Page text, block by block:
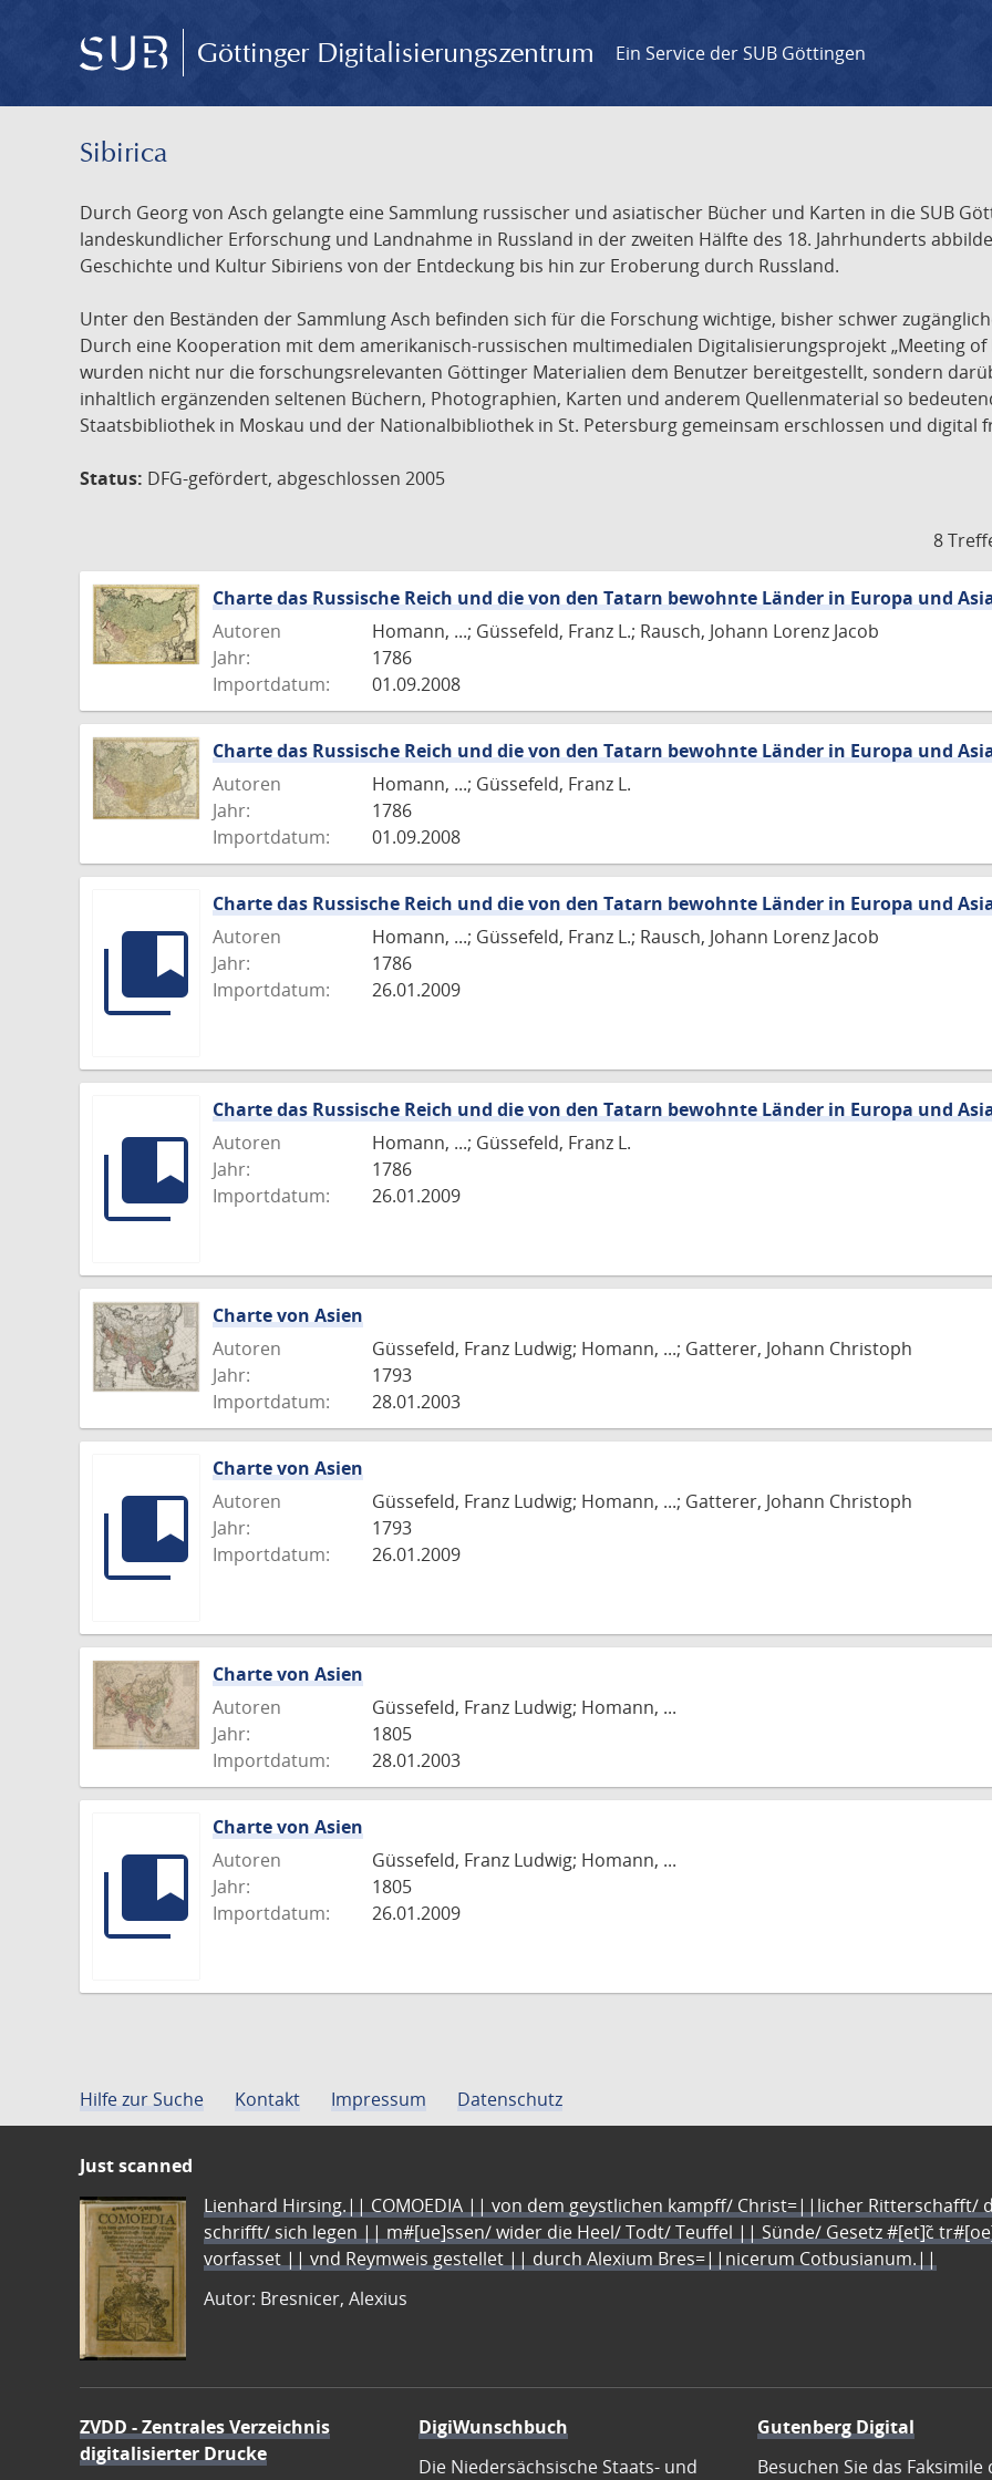
Göttinger Digitalisierungszentrum Ein Service der SUB Göttingen
Sibirica
Durch Georg von Asch gelangte eine Sammlung russischer und asiatischer Bücher und Karten in die SUB
landeskundlicher Erforschung und Landnahme in Russland in der zweiten Hälfte des 18. Jahrhunderts
Geschichte und Kultur Sibiriens von der Entdeckung bis hin zur Eroberung durch Russland.
Unter den Beständen der Sammlung Asch befinden sich für die Forschung wichtige, bisher schwer
Durch eine Kooperation mit dem amerikanisch-russischen multimedialen Digitalisierungsprojekt „Meeting
wurden nicht nur die forschungsrelevanten Göttinger Materialien dem Benutzer bereitgestellt, sondern
inhaltlich ergänzenden seltenen Büchern, Photographien, Karten und anderem Quellenmaterial so
Staatsbibliothek in Moskau und der Nationalbibliothek in St. Petersburg gemeinsam erschlossen und digital
Status: DFG-gefördert, abgeschlossen 2005
8
Charte das Russische Reich und die von den Tatarn bewohnte Länder in Europa und
Autoren
Homann, ...; Güssefeld, Franz L.; Rausch, Johann Lorenz Jacob
Jahr:
1786
Importdatum:
01.09.2008
Charte das Russische Reich und die von den Tatarn bewohnte Länder in Europa und
Autoren
Homann, ...; Güssefeld, Franz L.
Jahr:
1786
Importdatum:
01.09.2008
Charte das Russische Reich und die von den Tatarn bewohnte Länder in Europa und
Autoren
Homann, ...; Güssefeld, Franz L.; Rausch, Johann Lorenz Jacob
Jahr:
1786
Importdatum:
26.01.2009
Charte das Russische Reich und die von den Tatarn bewohnte Länder in Europa und
Autoren
Homann, ...; Güssefeld, Franz L.
Jahr:
1786
Importdatum:
26.01.2009
Charte von Asien
Autoren
Güssefeld, Franz Ludwig; Homann, ...; Gatterer, Johann Christoph
Jahr:
1793
Importdatum:
28.01.2003
Charte von Asien
Autoren
Güssefeld, Franz Ludwig; Homann, ...; Gatterer, Johann Christoph
Jahr:
1793
Importdatum:
26.01.2009
Charte von Asien
Autoren
Güssefeld, Franz Ludwig; Homann, ...
Jahr:
1805
Importdatum:
28.01.2003
Charte von Asien
Autoren
Güssefeld, Franz Ludwig; Homann, ...
Jahr:
1805
Importdatum:
26.01.2009
Hilfe zur Suche Kontakt Impressum Datenschutz
Just scanned
Lienhard Hirsing.|| COMOEDIA || von dem geystlichen kampff/ Christ=||licher Ritterschafft/
schrifft/ sich legen || m#[ue]ssen/ wider die Heel/ Todt/ Teuffel || Sünde/ Gesetz #[et]c̃
vorfasset || vnd Reymweis gestellet || durch Alexium Bres=||nicerum Cotbusianum.||
Autor: Bresnicer, Alexius
ZVDD - Zentrales Verzeichnis
digitalisierter Drucke
DigiWunschbuch
Die Niedersächsische Staats- und
Gutenberg Digital
Besuchen Sie das Faksimile